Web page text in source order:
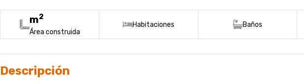
m2
Área construida
Habitaciones Baños
Descripción